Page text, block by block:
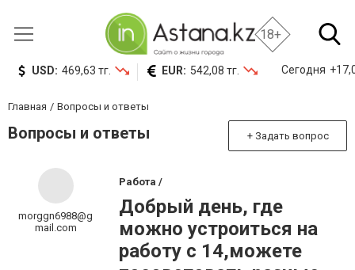
18+
USD: 469,63 тг. EUR: 542,08 тг. Сегодня
Главная Вопросы и ответы
Вопросы и ответы + Задать вопрос
morggn6988@g
mail.com
Работа /
Добрый день, где
можно устроиться на
работу с 14,можете